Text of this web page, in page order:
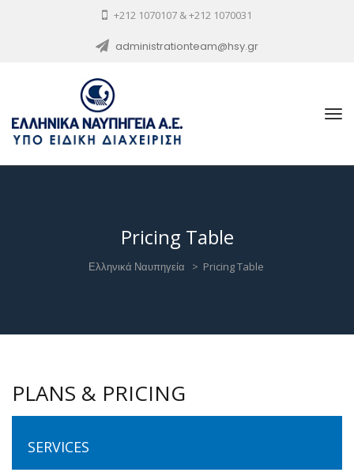
+212 1070107 & +212 1070031
administrationteam@hsy.gr
Pricing Table
Ελληνικά Ναυπηγεία > Pricing Table
PLANS & PRICING
SERVICES